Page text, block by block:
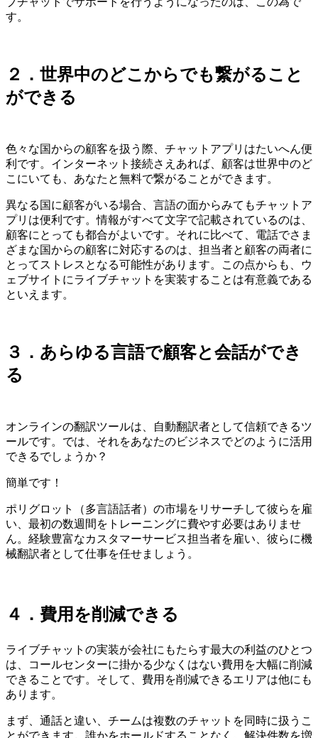
す。
２．世界中のどこからでも繋がること
ができる
色々な国からの顧客を扱う際、チャットアプリはたいへん便
利です。インターネット接続さえあれば、顧客は世界中のど
こにいても、あなたと無料で繋がることができます。
異なる国に顧客がいる場合、言語の面からみてもチャットア
プリは便利です。情報がすべて文字で記載されているのは、
顧客にとっても都合がよいです。それに比べて、電話でさま
ざまな国からの顧客に対応するのは、担当者と顧客の両者に
とってストレスとなる可能性があります。この点からも、ウ
ェブサイトにライブチャットを実装することは有意義である
といえます。
３．あらゆる言語で顧客と会話ができ
る
オンラインの翻訳ツールは、自動翻訳者として信頼できるツ
ールです。では、それをあなたのビジネスでどのように活用
できるでしょうか？
簡単です！
ポリグロット（多言語話者）の市場をリサーチして彼らを雇
い、最初の数週間をトレーニングに費やす必要はありませ
ん。経験豊富なカスタマーサービス担当者を雇い、彼らに機
械翻訳者として仕事を任せましょう。
４．費用を削減できる
ライブチャットの実装が会社にもたらす最大の利益のひとつ
は、コールセンターに掛かる少なくはない費用を大幅に削減
できることです。そして、費用を削減できるエリアは他にも
あります。
まず、通話と違い、チームは複数のチャットを同時に扱うこ
とができます。誰かをホールドすることなく、解決件数を増